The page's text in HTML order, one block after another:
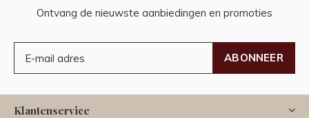
Ontvang de nieuwste aanbiedingen en promoties
ABONNEER
Klantenservice